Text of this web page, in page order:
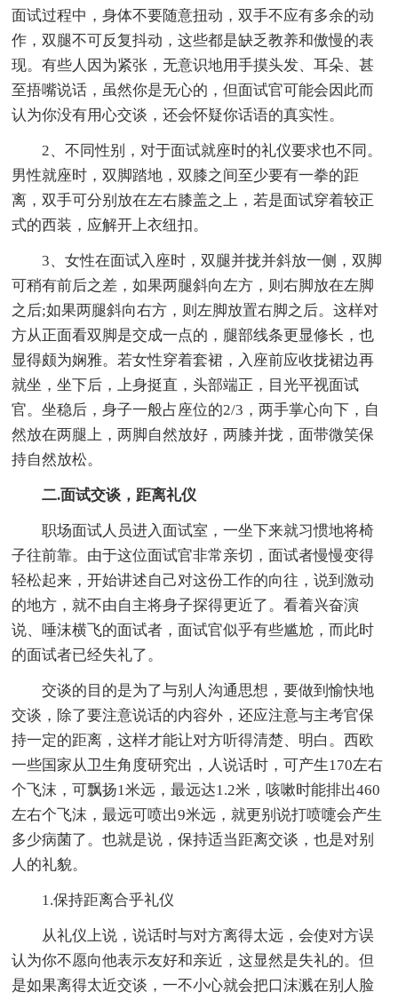
面试过程中，身体不要随意扭动，双手不应有多余的动
作，双腿不可反复抖动，这些都是缺乏教养和傲慢的表
现。有些人因为紧张，无意识地用手摸头发、耳朵、甚
至捂嘴说话，虽然你是无心的，但面试官可能会因此而
认为你没有用心交谈，还会怀疑你话语的真实性。
2、不同性别，对于面试就座时的礼仪要求也不同。
男性就座时，双脚踏地，双膝之间至少要有一拳的距
离，双手可分别放在左右膝盖之上，若是面试穿着较正
式的西装，应解开上衣纽扣。
3、女性在面试入座时，双腿并拢并斜放一侧，双脚
可稍有前后之差，如果两腿斜向左方，则右脚放在左脚
之后;如果两腿斜向右方，则左脚放置右脚之后。这样对
方从正面看双脚是交成一点的，腿部线条更显修长，也
显得颇为娴雅。若女性穿着套裙，入座前应收拢裙边再
就坐，坐下后，上身挺直，头部端正，目光平视面试
官。坐稳后，身子一般占座位的2/3，两手掌心向下，自
然放在两腿上，两脚自然放好，两膝并拢，面带微笑保
持自然放松。
二.面试交谈，距离礼仪
职场面试人员进入面试室，一坐下来就习惯地将椅
子往前靠。由于这位面试官非常亲切，面试者慢慢变得
轻松起来，开始讲述自己对这份工作的向往，说到激动
的地方，就不由自主将身子探得更近了。看着兴奋演
说、唾沫横飞的面试者，面试官似乎有些尴尬，而此时
的面试者已经失礼了。
交谈的目的是为了与别人沟通思想，要做到愉快地
交谈，除了要注意说话的内容外，还应注意与主考官保
持一定的距离，这样才能让对方听得清楚、明白。西欧
一些国家从卫生角度研究出，人说话时，可产生170左右
个飞沫，可飘扬1米远，最远达1.2米，咳嗽时能排出460
左右个飞沫，最远可喷出9米远，就更别说打喷嚏会产生
多少病菌了。也就是说，保持适当距离交谈，也是对别
人的礼貌。
1.保持距离合乎礼仪
从礼仪上说，说话时与对方离得太远，会使对方误
认为你不愿向他表示友好和亲近，这显然是失礼的。但
是如果离得太近交谈，一不小心就会把口沫溅在别人脸